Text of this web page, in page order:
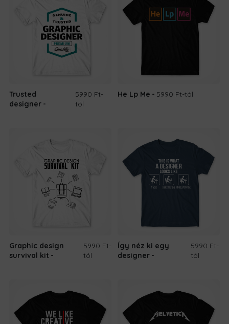
Trusted
designer
5990 Ft-
tól
He Lp Me 5990 Ft-tól
Graphic design
survival kit
5990 Ft-
tól
Így néz ki egy
designer
5990 Ft-
tól